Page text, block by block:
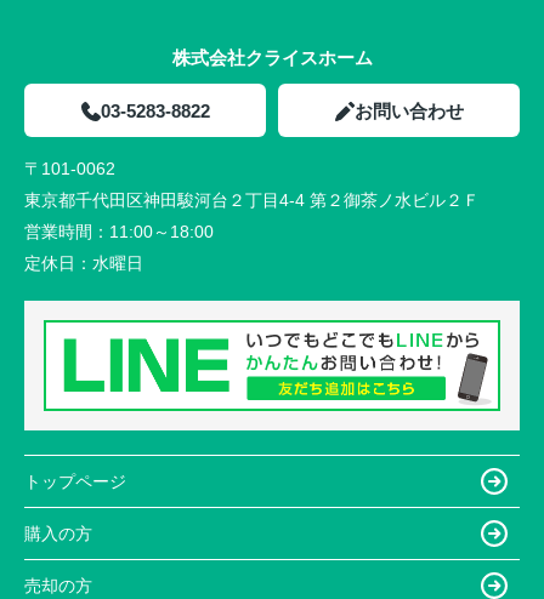
株式会社クライスホーム
03-5283-8822 お問い合わせ
〒101-0062
東京都千代田区神田駿河台２丁目4-4 第２御茶ノ水ビル２Ｆ
営業時間： 11:00～18:00
定休日： 水曜日
トップページ
購入の方
売却の方